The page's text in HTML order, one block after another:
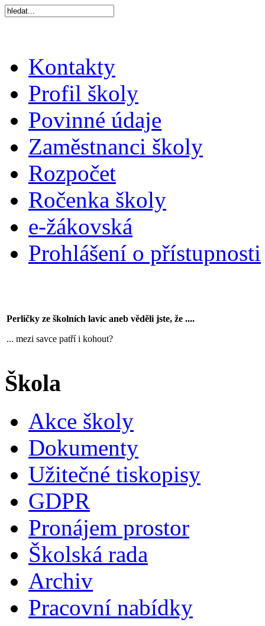
Kontakty
Profil školy
Povinné údaje
Zaměstnanci školy
Rozpočet
Ročenka školy
e-žákovská
Prohlášení o přístupnosti
Perličky ze školních lavic aneb věděli jste, že ....
... mezi savce patří i kohout?
Škola
Akce školy
Dokumenty
Užitečné tiskopisy
GDPR
Pronájem prostor
Školská rada
Archiv
Pracovní nabídky